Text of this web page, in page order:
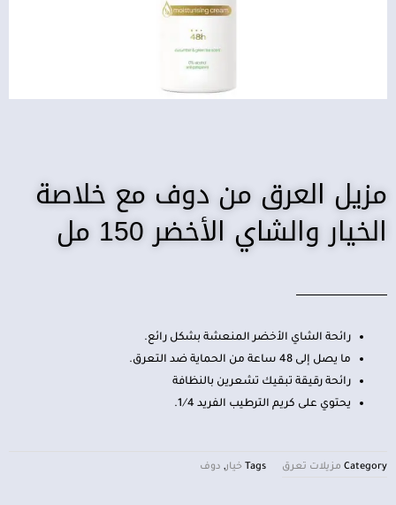
مزيل العرق من دوف مع خلاصة
الخيار والشاي الأخضر 150 مل
رائحة الشاي الأخضر المنعشة بشكل رائع.
ما يصل إلى 48 ساعة من الحماية ضد التعرق.
رائحة رقيقة تبقيك تشعرين بالنظافة
يحتوي على كريم الترطيب الفريد 1⁄4.
Category مزيلات تعرق Tags خيار, دوف